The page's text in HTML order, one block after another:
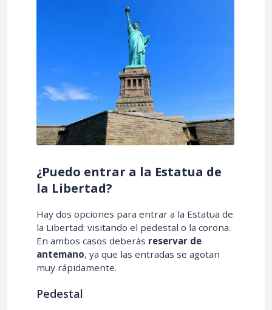
¿Puedo entrar a la Estatua de
la Libertad?
Hay dos opciones para entrar a la Estatua de
la Libertad: visitando el pedestal o la corona.
En ambos casos deberás reservar de
antemano, ya que las entradas se agotan
muy rápidamente.
Pedestal